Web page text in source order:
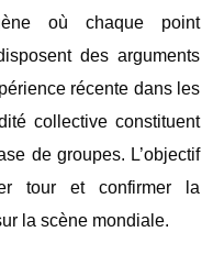
où chaque point
des arguments
récente dans les
collective constituent
de groupes. L’objectif
tour et confirmer la
la scène mondiale.